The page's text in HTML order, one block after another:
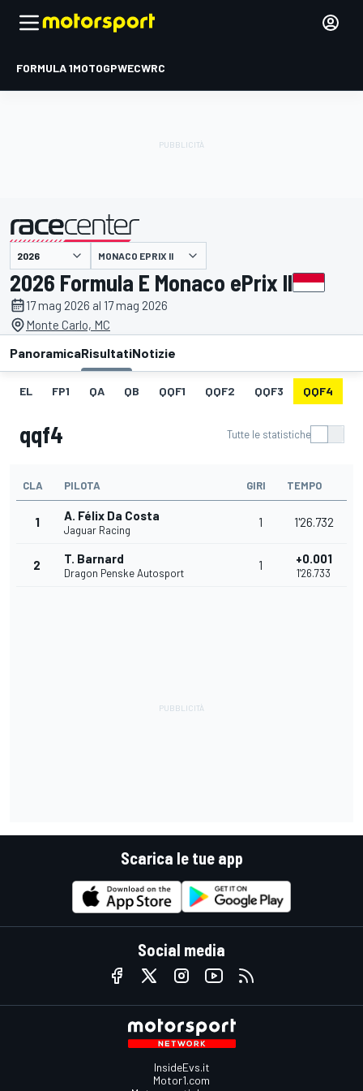
FORMULA 1MOTOGPWECWRC
presentato da MONACO EPRIX II
2026 Formula E Monaco ePrix II
17 mag 2026 al 17 mag 2026
Monte Carlo, MC
PanoramicaRisultatiNotizie
EL FP1 QA QB QQF1 QQF2 QQF3 QQF4
qqf4 Tutte le statistiche
CLA PILOTA GIRI TEMPO
1 A. Félix Da Costa
Jaguar Racing
1 1'26.732
2 T. Barnard
Dragon Penske Autosport
1 +0.001
1'26.733
Scarica le tue app
Social media
InsideEvs.it
Motor1.com